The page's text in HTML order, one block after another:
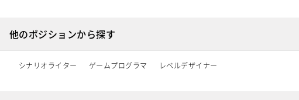
他のポジションから探す
シナリオライター ゲームプログラマ レベルデザイナー